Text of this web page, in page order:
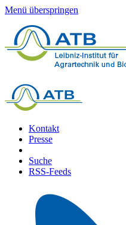
Menü überspringen
Kontakt
Presse
Suche
RSS-Feeds